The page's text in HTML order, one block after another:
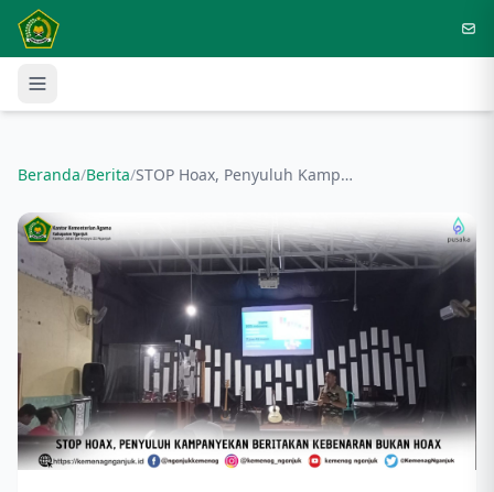
Langsung ke konten utama
Beranda/Berita/ STOP Hoax, Penyuluh Kampanyekan Beritakan Kebenaran Bukan Hoax